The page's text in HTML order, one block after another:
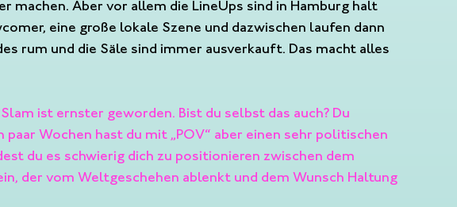
machen. Aber vor allem die LineUps sind in Hamburg halt
eine große lokale Szene und dazwischen laufen dann
rum und die Säle sind immer ausverkauft. Das macht alles
ist ernster geworden. Bist du selbst das auch? Du
paar Wochen hast du mit „POV“ aber einen sehr politischen
du es schwierig dich zu positionieren zwischen dem
der vom Weltgeschehen ablenkt und dem Wunsch Haltung